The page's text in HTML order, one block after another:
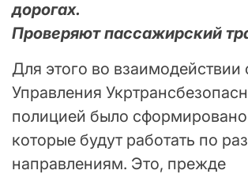
дорогах.
Проверяют пассажирский
Для этого во взаимодействии
Управления
полицией было сформировано
которые будут работать по
направлениям. Это, прежде